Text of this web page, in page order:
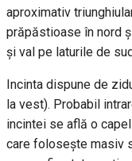
aproximativ
prăpăstioase în nord
şi val pe laturile de
Incinta dispune de
la vest). Probabil
incintei se află o
care foloseşte masiv